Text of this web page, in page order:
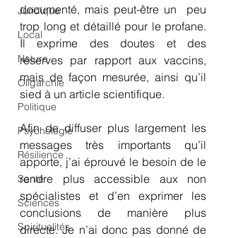
Juridique
Local
Nature
Oligarchie
Politique
Psychologie
Résilience
Santé
Sciences
Spiritualités
documenté, mais peut-être un  peu
trop long et détaillé pour le profane.
Il exprime des doutes et des
réserves par rapport aux vaccins,
mais de façon mesurée, ainsi qu’il
sied à un article scientifique.
Afin de diffuser plus largement les
messages très importants qu’il
apporte, j’ai éprouvé le besoin de le
rendre plus accessible aux non
spécialistes et d’en exprimer les
conclusions de manière plus
directe. Je n’ai donc pas donné de